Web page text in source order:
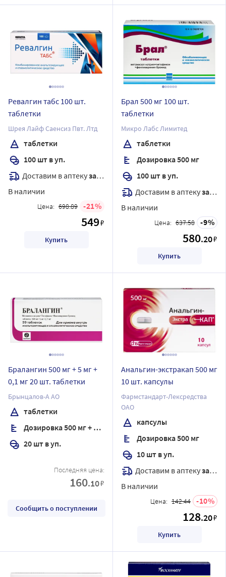
Ревалгин табс 100 шт.
таблетки
Шрея Лайф Саенсиз Пвт. Лтд
таблетки
100 шт в уп.
Доставим в аптекузавтра
В наличии
Цена: 698.89 21
549₽
Купить
Брал 500 мг 100 шт.
таблетки
Микро Лабс Лимитед
таблетки
Дозировка 500 мг
100 шт в уп.
Доставим в аптекузавтра
В наличии
Цена: 637.58 9
580.20₽
Купить
Бралангин 500 мг + 5 мг +
0,1 мг 20 шт. таблетки
Брынцалов-А АО
таблетки
Дозировка 500 мг + 5 мг + 0,1 мг
20 шт в уп.
Последняя цена:
160.10₽
Сообщить о поступлении
Анальгин-экстракап 500 мг
10 шт. капсулы
Фармстандарт-Лексредства
ОАО
капсулы
Дозировка 500 мг
10 шт в уп.
Доставим в аптекузавтра
В наличии
Цена: 142.44 10
128.20₽
Купить